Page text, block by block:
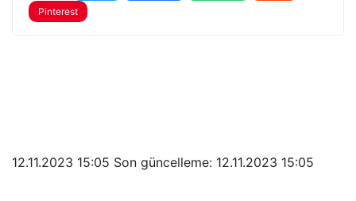
Pinterest
12.11.2023 15:05 Son güncelleme: 12.11.2023 15:05